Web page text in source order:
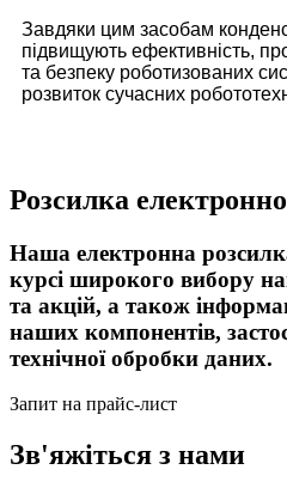
Завдяки цим засобам
підвищують ефективність,
та безпеку роботизованих
розвиток сучасних
Розсилка
Наша електронна
курсі широкого вибору
та акцій, а також
наших компонентів,
технічної обробки даних.
Запит на прайс-лист
Зв'яжіться з нами